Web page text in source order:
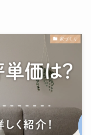
家づくり